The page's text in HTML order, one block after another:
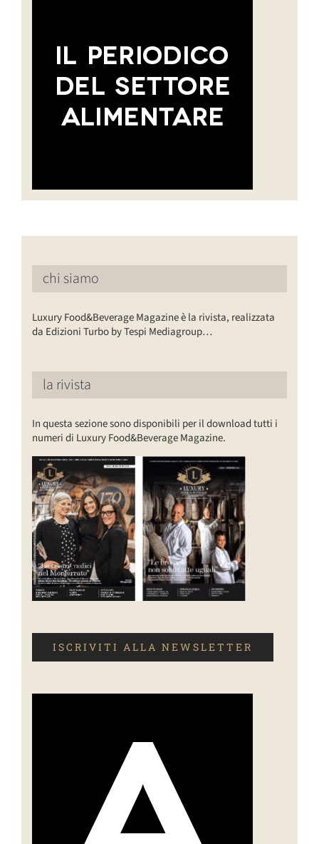
chi siamo
Luxury Food&Beverage Magazine è la rivista, realizzata
da Edizioni Turbo by Tespi Mediagroup…
la rivista
In questa sezione sono disponibili per il download tutti i
numeri di Luxury Food&Beverage Magazine.
ISCRIVITI ALLA NEWSLETTER